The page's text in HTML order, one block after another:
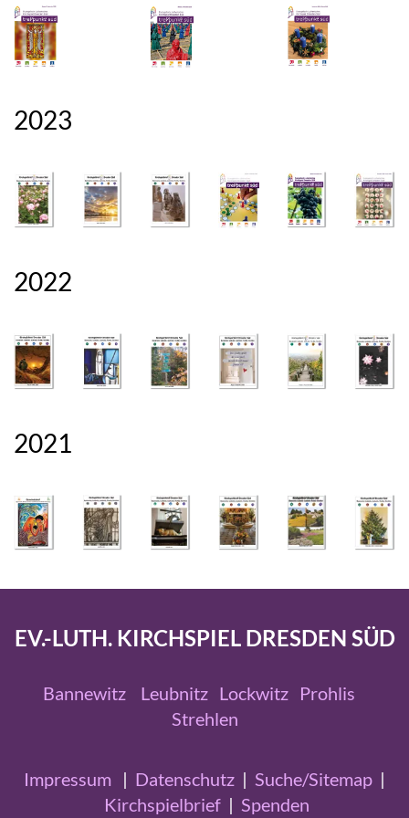
2023
2022
2021
EV.-LUTH. KIRCHSPIEL DRESDEN SÜD
Bannewitz Leubnitz Lockwitz Prohlis
Strehlen
Impressum | Datenschutz | Suche/Sitemap |
Kirchspielbrief| Spenden